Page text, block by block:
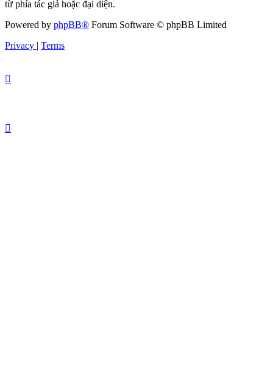
từ phía tác giả hoặc đại diện.
Powered by phpBB® Forum Software © phpBB Limited
Privacy | Terms